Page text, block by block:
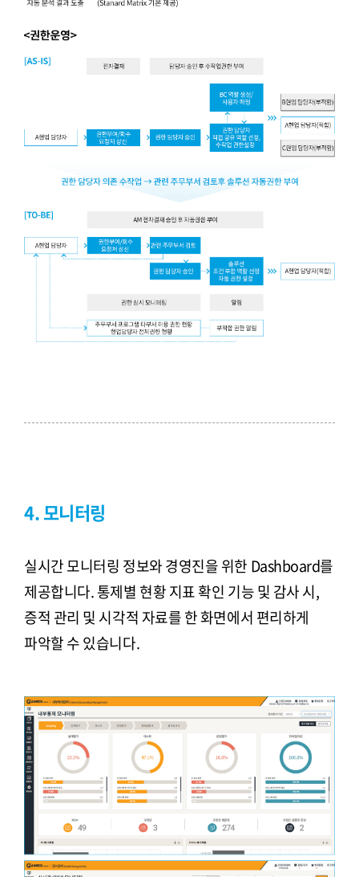
4. 모니터링
실시간 모니터링 정보와 경영진을 위한 Dashboard를
제공합니다. 통제별 현황 지표 확인 기능 및 감사 시,
증적 관리 및 시각적 자료를 한 화면에서 편리하게
파악할 수 있습니다.